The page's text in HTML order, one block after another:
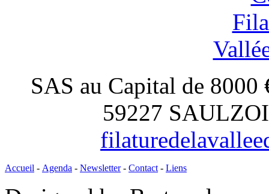
SAS au Capital de
59227
Accueil - Agenda - Newsletter- Contact - Liens